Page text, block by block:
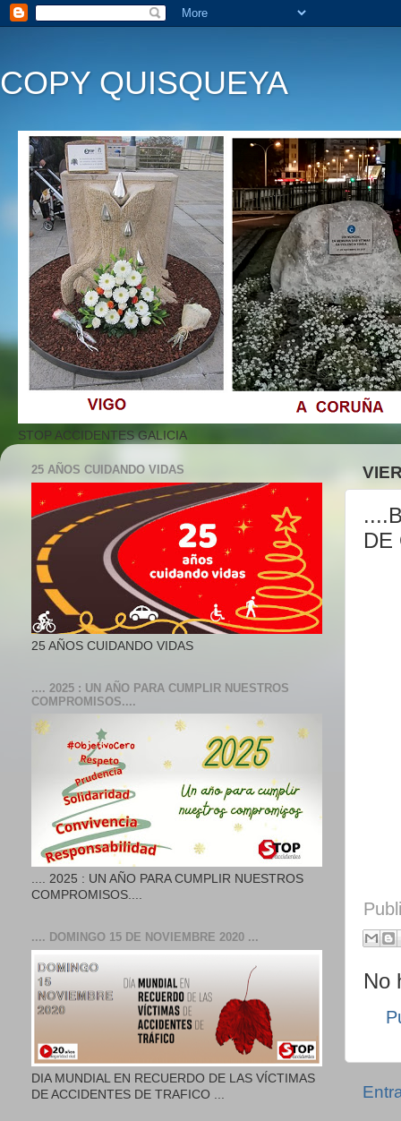
COPY QUISQUEYA
STOP ACCIDENTES GALICIA
DE
No
25 AÑOS CUIDANDO VIDAS
25 AÑOS CUIDANDO VIDAS
.... 2025 : UN AÑO PARA CUMPLIR NUESTROS
COMPROMISOS....
.... 2025 : UN AÑO PARA CUMPLIR NUESTROS
COMPROMISOS....
.... DOMINGO 15 DE NOVIEMBRE 2020 ...
DIA MUNDIAL EN RECUERDO DE LAS VÍCTIMAS
DE ACCIDENTES DE TRAFICO ...